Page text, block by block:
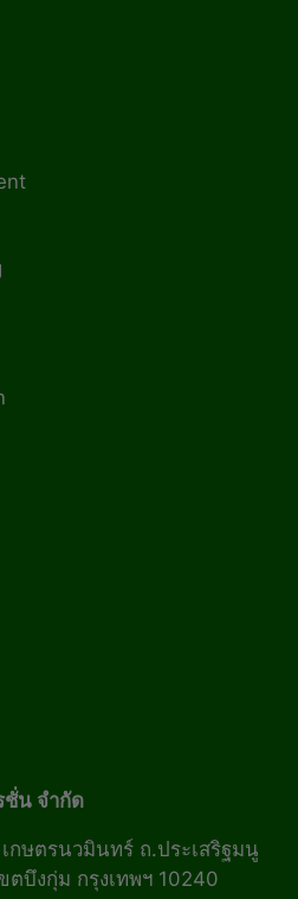
ชั่น จำกัด
กษตรนวมินทร์ ถ.ประเสริฐมนู
ตบึงกุ่ม กรุงเทพฯ 10240